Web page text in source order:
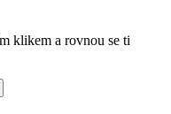
klikem a rovnou se ti